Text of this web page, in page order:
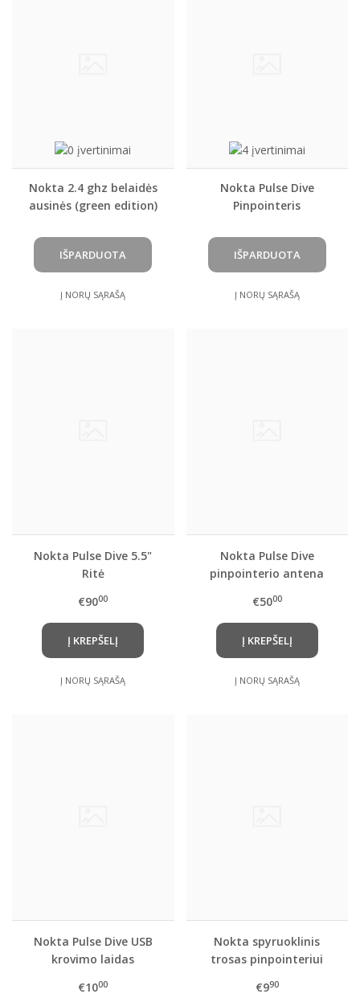
Nokta 2.4 ghz belaidės
ausinės (green edition)
Į NORŲ SĄRAŠĄ
Nokta Pulse Dive
Pinpointeris
Į NORŲ SĄRAŠĄ
Nokta Pulse Dive 5.5"
Ritė
€9000
Į KREPŠELĮ
Į NORŲ SĄRAŠĄ
Nokta Pulse Dive
pinpointerio antena
€5000
Į KREPŠELĮ
Į NORŲ SĄRAŠĄ
Nokta Pulse Dive USB
krovimo laidas
€1000
Nokta spyruoklinis
trosas pinpointeriui
€990